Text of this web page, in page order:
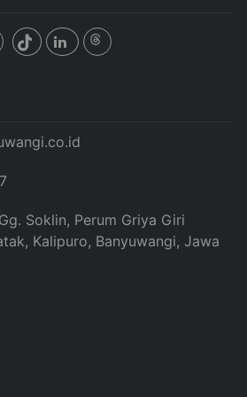
Soklin, Perum Griya Giri
Kalipuro, Banyuwangi, Jawa